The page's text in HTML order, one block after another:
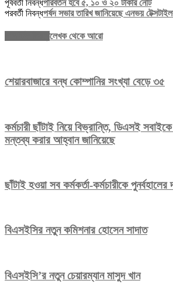
পূর্ববর্তী নিবন্ধপরিবর্তন হবে ৫, ১০ ও ২০ টাকার নোট
পরবর্তী নিবন্ধপর্ষদ সভার তারিখ জানিয়েছে এনভয়
লেখক থেকে আরো
শেয়ারবাজারে বন্ধ কোম্পানির সংখ্যা বেড়ে ৩৫
কর্মচারী ছাঁটাই নিয়ে বিভ্রান্তি, ডিএসই
মন্তব্য করার আহ্বান জানিয়েছে
ছাঁটাই হওয়া সব কর্মকর্তা-কর্মচারীকে পুনর্বহালের
বিএসইসির নতুন কমিশনার হোসেন সাদাত
বিএসইসি’র নতুন চেয়ারম্যান মাসুদ খান